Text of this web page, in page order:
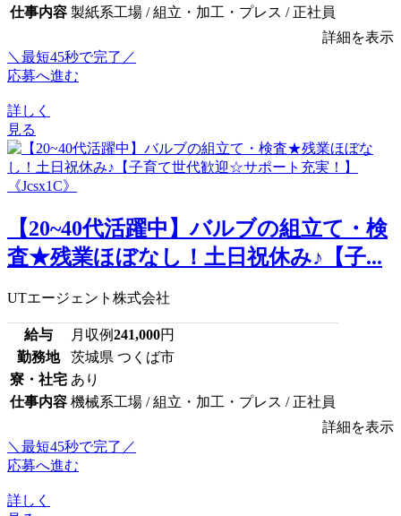
仕事内容 製紙系工場 / 組立・加工・プレス / 正社員
詳細を表示
＼最短45秒で完了／
応募へ進む
詳しく
見る
【20~40代活躍中】バルブの組立て・検
査★残業ほぼなし！土日祝休み♪【子...
UTエージェント株式会社
給与 月収例241,000円
勤務地
茨城県 つくば市
寮・社宅 あり
仕事内容 機械系工場 / 組立・加工・プレス / 正社員
詳細を表示
＼最短45秒で完了／
応募へ進む
詳しく